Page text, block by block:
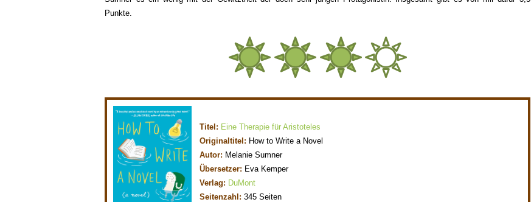
Punkte.
Titel: Eine Therapie für Aristoteles
Originaltitel: How to Write a Novel
Autor: Melanie Sumner
Übersetzer: Eva Kemper
Verlag: DuMont
Seitenzahl: 345 Seiten